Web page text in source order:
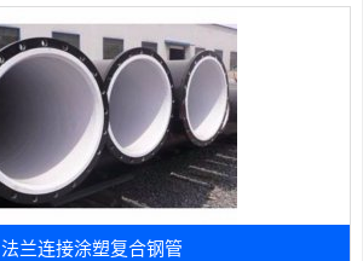
法兰连接涂塑复合钢管